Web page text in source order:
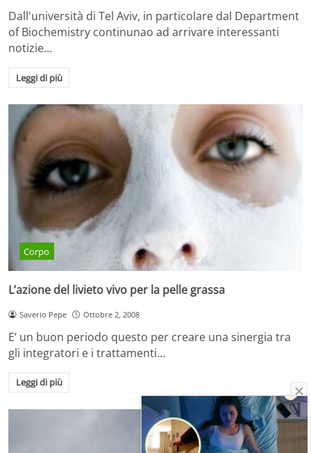
Dall'università di Tel Aviv, in particolare dal Department
of Biochemistry continunao ad arrivare interessanti
notizie…
Leggi di più
Corpo
L’azione del livieto vivo per la pelle grassa
Saverio Pepe Ottobre 2, 2008
E’ un buon periodo questo per creare una sinergia tra
gli integratori e i trattamenti…
Leggi di più